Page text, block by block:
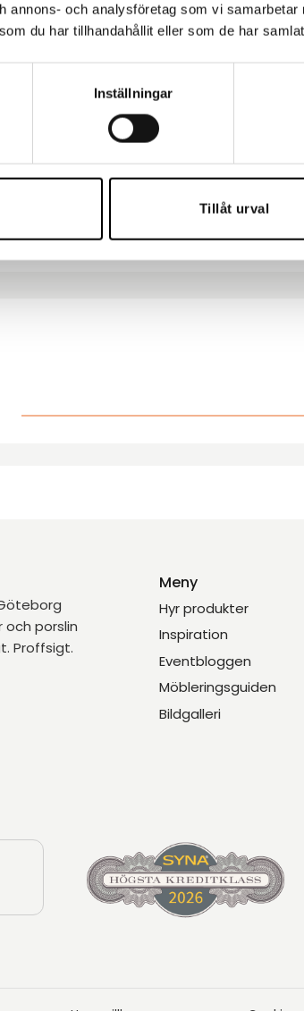
annons- och analysföretag som vi
du har tillhandahållit eller som de har
Inställningar
Tillåt urval
Hyrespris: 2 680,00kr
Hyrespris:
porslin
Proffsigt.
Meny
Hyr produkter
Inspiration
Eventbloggen
Möbleringsguiden
Bildgalleri